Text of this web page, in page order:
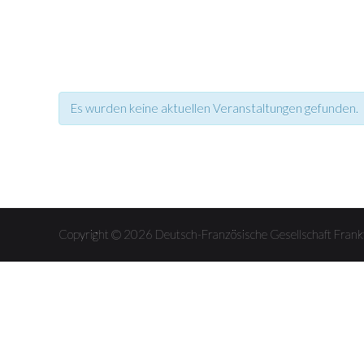
Es wurden keine aktuellen Veranstaltungen gefunden.
Navigation
Navigation
Copyright © 2026 Deutsch-Französische Gesellschaft